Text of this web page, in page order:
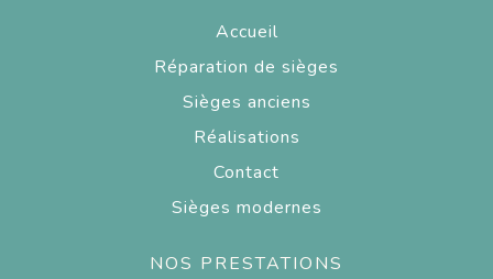
Accueil
Réparation de sièges
Sièges anciens
Réalisations
Contact
Sièges modernes
NOS PRESTATIONS